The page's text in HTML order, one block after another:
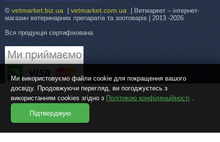
© vetmarket.biz.ua vetmarket.com.ua | Ветмаркет – інтернет-
магазин ветеринарних препаратів та зоотоварів | 2013 -2026
Вся продукція сертифікована
Ми використовуємо файли cookie для покращення вашого
досвіду. Продовжуючи перегляд, ви погоджуєтесь з
використанням cookies згідно з Політикою конфіденційності .
Підтверджую